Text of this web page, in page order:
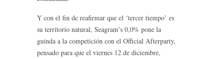
Y con el fin de reafirmar que el ‘tercer tiempo’ es
su territorio natural, Seagram’s 0,0% pone la
guinda a la competición con el Official Afterparty,
pensado para que el viernes 12 de diciembre,